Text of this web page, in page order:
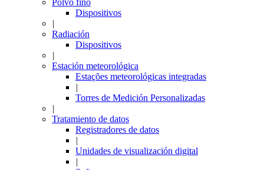
Polvo fino
Dispositivos
|
Radiación
Dispositivos
|
Estación meteorológica
Estações meteorológicas integradas
|
Torres de Medición Personalizadas
|
Tratamiento de datos
Registradores de datos
|
Unidades de visualización digital
|